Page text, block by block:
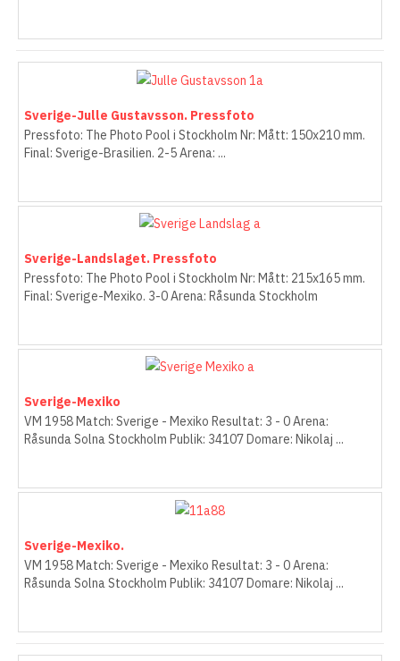
Sverige-Julle Gustavsson. Pressfoto
Pressfoto: The Photo Pool i Stockholm Nr: Mått: 150x210 mm.
Final: Sverige-Brasilien. 2-5 Arena: ...
Sverige-Landslaget. Pressfoto
Pressfoto: The Photo Pool i Stockholm Nr: Mått: 215x165 mm.
Final: Sverige-Mexiko. 3-0 Arena: Råsunda Stockholm
Sverige-Mexiko
VM 1958 Match: Sverige - Mexiko Resultat: 3 - 0 Arena:
Råsunda Solna Stockholm Publik: 34107 Domare: Nikolaj ...
Sverige-Mexiko.
VM 1958 Match: Sverige - Mexiko Resultat: 3 - 0 Arena:
Råsunda Solna Stockholm Publik: 34107 Domare: Nikolaj ...